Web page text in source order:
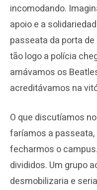
incomodando.
apoio e a
passeata da porta
tão logo a polícia
amávamos os
acreditávamos na
O que discutíamos
faríamos a
fecharmos o
divididos. Um grupo
desmobilizaria e